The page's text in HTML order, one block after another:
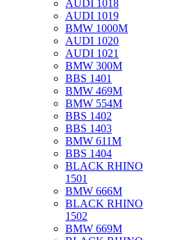
AUDI 1018
AUDI 1019
BMW 1000M
AUDI 1020
AUDI 1021
BMW 300M
BBS 1401
BMW 469M
BMW 554M
BBS 1402
BBS 1403
BMW 611M
BBS 1404
BLACK RHINO
1501
BMW 666M
BLACK RHINO
1502
BMW 669M